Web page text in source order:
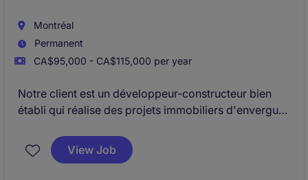
Montréal
Permanent
CA$95,000 - CA$115,000 per year
Notre client est un développeur-constructeur bien
établi qui réalise des projets immobiliers d'envergure
usage mixte dans la région de Montréal.
View Job